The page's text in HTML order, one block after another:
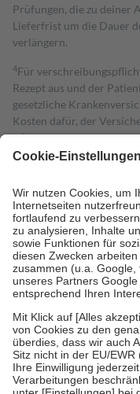
Prüfungen, die zu deiner
Lieferfrist um die Dauer
verlängern.
4Für
Rezept aus und der
gesetzliche
Kosten dafür, der
mit.
Grundsätzlich leisten
höchstens zehn Euro.
Es
Kosten der Leistung zu
Diese Regeln gelten
Bei Heilmitteln und
Zuzahlung zehn Prozent
Verordnung.
Um das Engagement der
stärken und die
fallenkeine Zuzahlungen
• Kindern und
mit Ausnahme der
• Untersuchungen zur
GKV getragen werden